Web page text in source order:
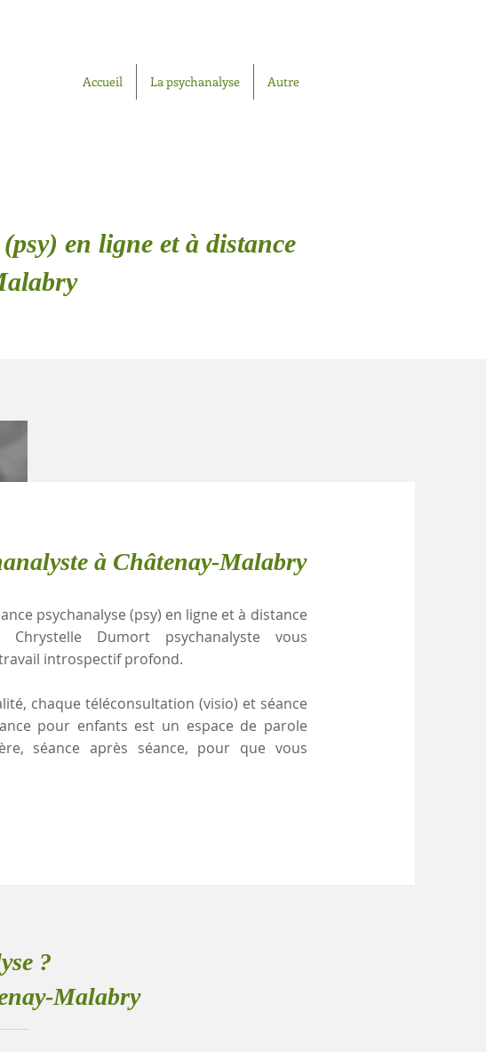
Accueil La psychanalyse Autre
en ligne et à distance
à Châtenay-Malabry
psychanalyse (psy) en ligne et à distance
Dumort psychanalyste vous
introspectif profond.
chaque téléconsultation (visio) et séance
pour enfants est un espace de parole
séance après séance, pour que vous
?
Malabry